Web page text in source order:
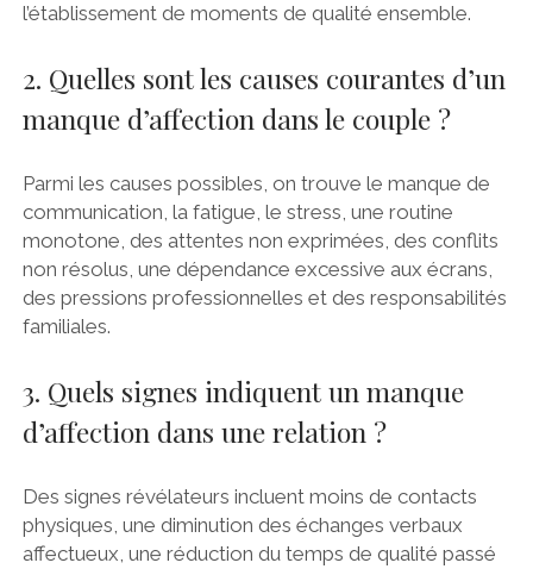
l’établissement de moments de qualité ensemble.
2. Quelles sont les causes courantes d’un
manque d’affection dans le couple ?
Parmi les causes possibles, on trouve le manque de
communication, la fatigue, le stress, une routine
monotone, des attentes non exprimées, des conflits
non résolus, une dépendance excessive aux écrans,
des pressions professionnelles et des responsabilités
familiales.
3. Quels signes indiquent un manque
d’affection dans une relation ?
Des signes révélateurs incluent moins de contacts
physiques, une diminution des échanges verbaux
affectueux, une réduction du temps de qualité passé